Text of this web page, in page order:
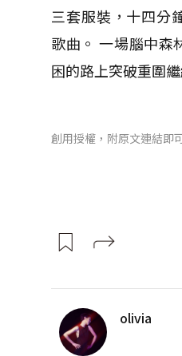
三套服裝，十四分
歌曲。 一場腦中森
困的路上突破重圍
創用授權，附原文連結即
olivia